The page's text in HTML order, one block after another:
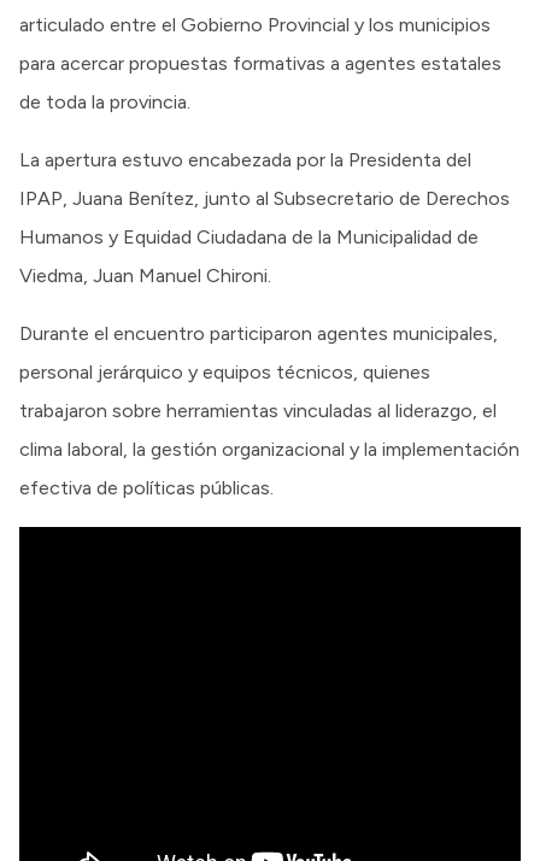
articulado entre el Gobierno Provincial y los municipios
para acercar propuestas formativas a agentes estatales
de toda la provincia.
La apertura estuvo encabezada por la Presidenta del
IPAP, Juana Benítez, junto al Subsecretario de Derechos
Humanos y Equidad Ciudadana de la Municipalidad de
Viedma, Juan Manuel Chironi.
Durante el encuentro participaron agentes municipales,
personal jerárquico y equipos técnicos, quienes
trabajaron sobre herramientas vinculadas al liderazgo, el
clima laboral, la gestión organizacional y la implementación
efectiva de políticas públicas.